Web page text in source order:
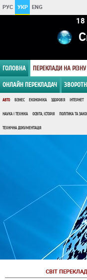
РУС УКР ENG
ГОЛОВНА ПЕРЕКЛАДИ НА
ОНЛАЙН ПЕРЕКЛАДАЧ
АВТО БІЗНЕС ЕКОНОМІКА ЗДОРОВ'Я ІНТЕРНЕТ
НАУКА І ТЕХНІКА ОСВІТА, ІСТОРІЯ ПОЛІТИКА ТА
ТЕХНІЧНА ДОКУМЕНТАЦІЯ
СВІТ